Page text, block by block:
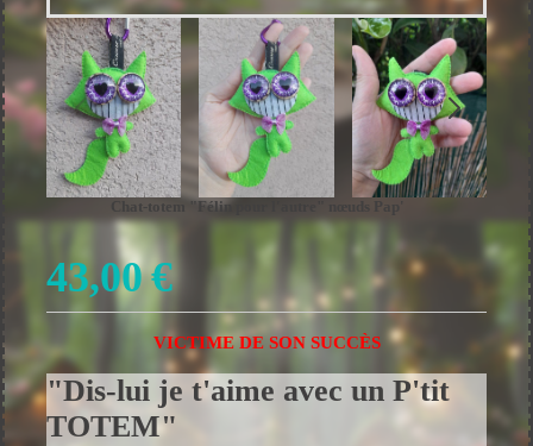
Chat-totem "Félin pour l'autre" nœuds Pap'
43,00€
VICTIME DE SON SUCCÈS
"Dis-lui je t'aime avec un P'tit
TOTEM"